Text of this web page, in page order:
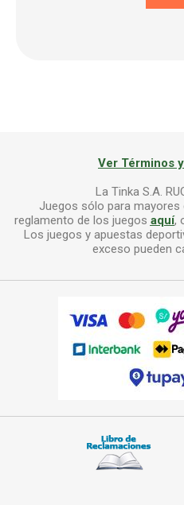
Ver Términos
La Tinka S.A.
Juegos sólo para
reglamento de los juegos aquí,
Los juegos y apuestas
exceso pueden